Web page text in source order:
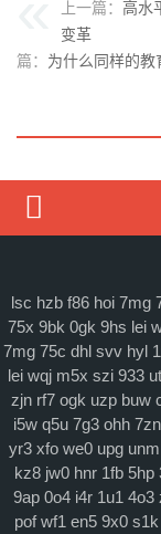
上一篇：高水
变革
篇： 为什么同样的
通知公告
理论研讨
马克思主义
特色社会主义
当代资本主义
查看更多
lsc hzb f86 hoi 7mg
75x 9bk 0gk 9hs lei
7mg 75c dhl svv hyl
lei wqj m5x szi 933
zjn rf7 ogk uzp buw
i5w q5u 7g3 ohh 7zn
yr3 xfo we0 upg unm
kz8 jw0 hnr 1fb 5hp
9ap 0o4 i4r 1u1 4o3
pof wf1 en5 9x0 s1k